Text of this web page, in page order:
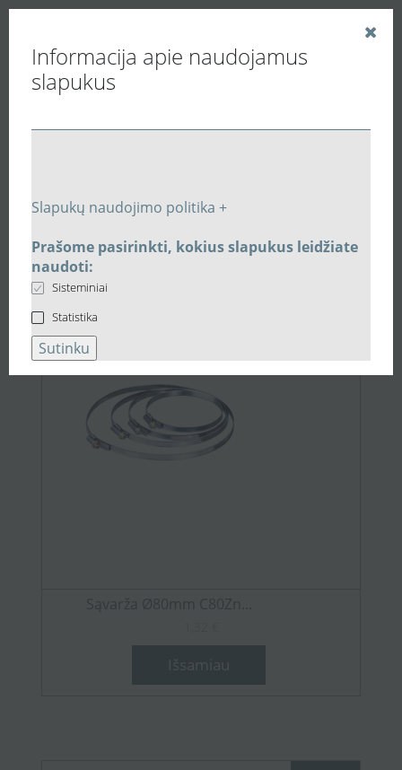
Informacija apie naudojamus
slapukus
Slapukų naudojimo politika +
Prašome pasirinkti, kokius slapukus leidžiate
naudoti:
Sisteminiai
Statistika
Sutinku
Vedinu.LT
Buitiniai ventiliatoriai
Buitinis ventiliatorius Vents 100M3
Susijusi įranga:Buitinis
ventiliatorius Vents 100M3
Sąvarža Ø80mm C80Zn...
Išsamiau